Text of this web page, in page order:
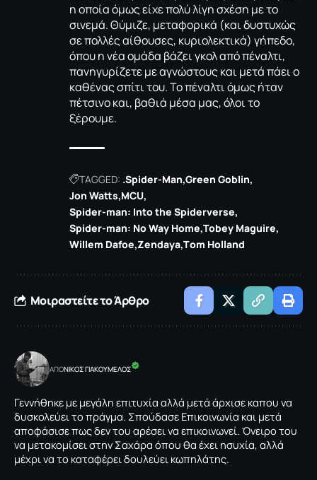
η οποία όμως είχε πολύ λίγη σχέση με το
σινεμά. Θύμιζε, μεταφορικά (και δυστυχώς
σε πολλές αίθουσες, κυριολεκτικά) γήπεδο,
όπου η νέα ομάδα βάζει γκολ από πέναλτι,
πανηγυρίζετε με αγνώστους και μετά πάει ο
καθένας σπίτι του. Το πέναλτι όμως ήταν
πέτσινο και, βαθιά μέσα μας, όλοι το
ξέρουμε.
TAGGED: .Spider-Man Green Goblin
Jon Watts MCU
Spider-man: Ιnto the Spiderverse
Spider-man: Νο Way Home Tobey Maguire
Willem Dafoe Zendaya Τom Holland
Μοιραστείτε το Άρθρο
ΑΠΟNΙΚΟΣ ΓΙΑΚΟΥΜΕΛΟΣ
Γεννήθηκε με μεγάλη επιτυχία αλλά μετά άρχισε καπου να
δυσκολεύει το πράγμα. Σπούδασε Επικοινωνία και μετά
αποφάσισε πως δεν του αρέσει να επικοινωνεί. Όνειρο του
να μετακομίσει στην Σαχάρα όπου θα έχει ησυχία, αλλά
μέχρι να το καταφέρει δουλεύει κωπηλάτης.